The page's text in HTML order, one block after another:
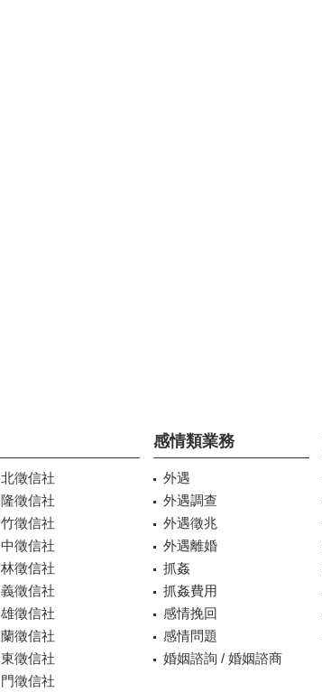
徵信社
徵信社
徵信社
徵信社
徵信社
徵信社
徵信社
徵信社
徵信社
徵信社
感情類業務
外遇
外遇調查
外遇徵兆
外遇離婚
抓姦
抓姦費用
感情挽回
感情問題
婚姻諮詢 / 婚姻諮商